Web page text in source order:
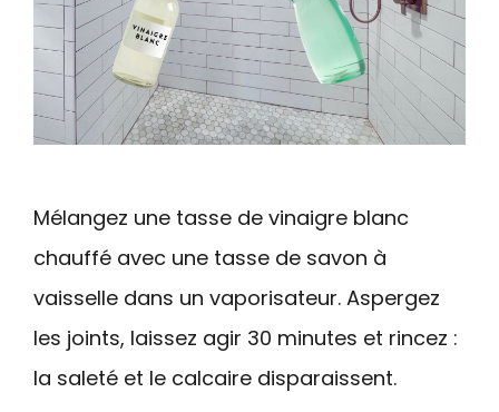
Mélangez une tasse de vinaigre blanc
chauffé avec une tasse de savon à
vaisselle dans un vaporisateur. Aspergez
les joints, laissez agir 30 minutes et rincez :
la saleté et le calcaire disparaissent.